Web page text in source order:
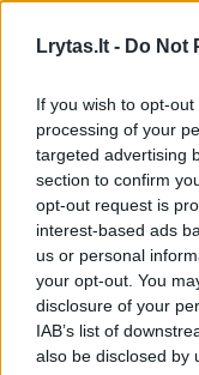
Lrytas.lt - Do Not
If you wish to opt-
processing of your
targeted advertising
section to confirm
opt-out request is
interest-based ads
us or personal
your opt-out. You
disclosure of your
IAB’s list of
also be disclosed by
Vaizdai iš
vaiko gyvybių
Žinios Lietuvos